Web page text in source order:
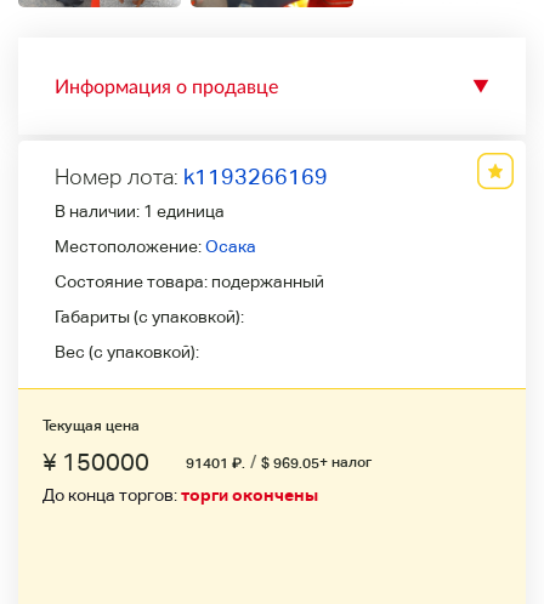
Информация о продавце ▼
Номер лота: k1193266169
В наличии: 1 единица
Местоположение:Осака
Состояние товара: подержанный
Габариты (с упаковкой):
Вес (с упаковкой):
Текущая цена
¥ 150000 91401 ₽. / $ 969.05+ налог
До конца торгов:торги окончены